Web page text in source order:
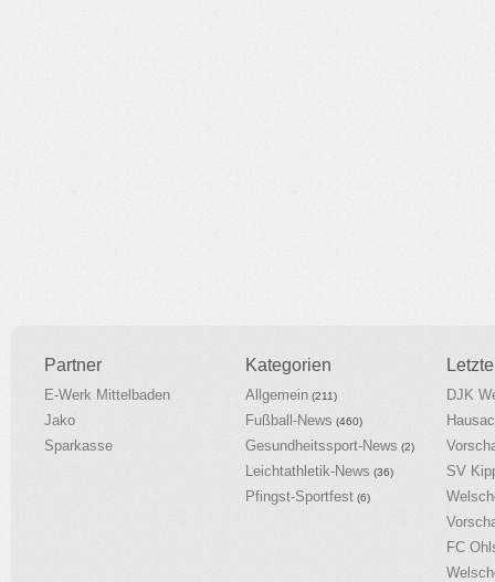
Partner
E-Werk Mittelbaden
Jako
Sparkasse
Kategorien
Allgemein (211)
Fußball-News (460)
Gesundheitssport-News (2)
Leichtathletik-News (36)
Pfingst-Sportfest (6)
DJK
SV
FC